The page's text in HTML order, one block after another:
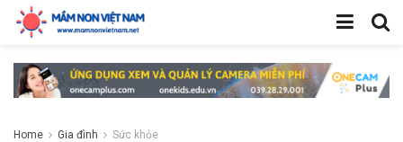
Home Gia đình Sức khỏe